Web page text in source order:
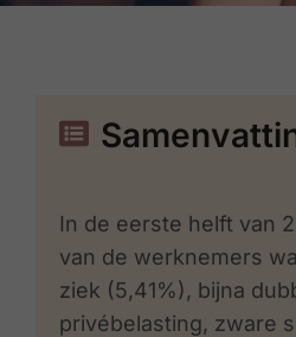
In de eerste helft van
van de werknemers
ziek (5,41%), bijna
privébelasting, zware